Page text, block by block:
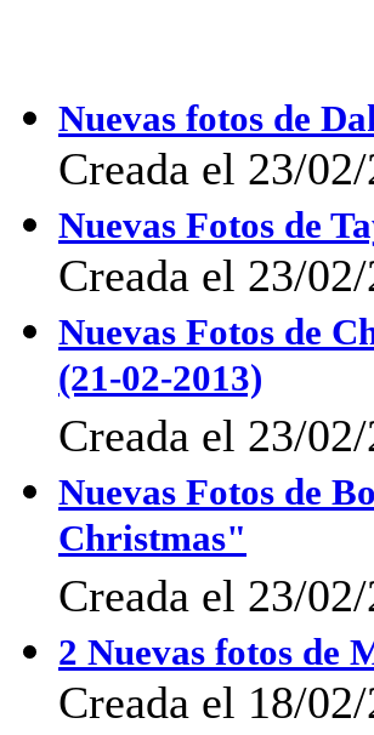
Nuevas fotos de
Creada el 23/
Nuevas Fotos de
Creada el 23/
Nuevas Fotos de
(21-02-2013)
Creada el 23/
Nuevas Fotos de
Christmas"
Creada el 23/
2 Nuevas fotos de
Creada el 18/